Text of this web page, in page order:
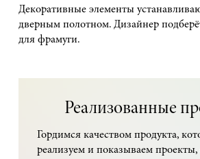
Декоративные элементы
дверным полотном. Дизайнер
для фрамуги.
Реализованные
Гордимся качеством продукта,
реализуем и показываем